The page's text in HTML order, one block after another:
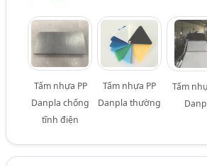
Tấm nhựa PP
Danpla chống
tĩnh điện
Tấm nhựa PP
Danpla thường
Tấm